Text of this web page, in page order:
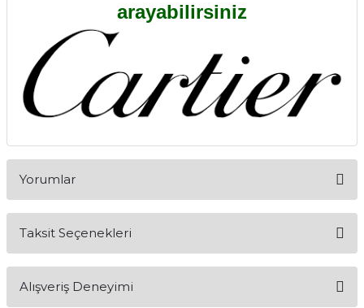
arayabilirsiniz
Yorumlar
Taksit Seçenekleri
Alışveriş Deneyimi